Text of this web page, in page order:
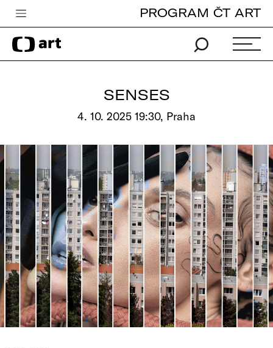
Česká televize
Zpravodajství
Pro děti
edu
Vše o ČT
PROGRAM ČT ART
SENSES
4. 10. 2025 19:30, Praha